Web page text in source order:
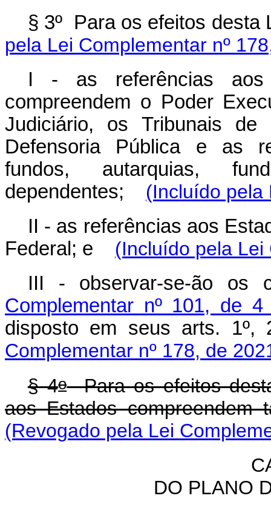
§ 3º Para os efeitos
pela Lei Complementar nº
I - as referências aos
compreendem o Poder
Judiciário, os Tribunais
Defensoria Pública e as
fundos, autarquias,
dependentes; (Incluído pela
II - as referências aos
Federal; e (Incluído pela Lei
III - observar-se-ão os
Complementar nº 101, de
disposto em seus arts.
Complementar nº 178, de
§ 4oPara os efeitos
aos Estados compreendem
(Revogado pela Lei
DO PLANO